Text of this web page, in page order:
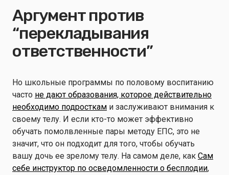
Аргумент против
“перекладывания
ответственности”
Но школьные программы по половому воспитанию
часто не дают образования, которое действительно
необходимо подросткам и заслуживают внимания к
своему телу. И если кто-то может эффективно
обучать помолвленные пары методу ЕПС, это не
значит, что он подходит для того, чтобы обучать
вашу дочь ее зрелому телу. На самом деле, как Сам
себе инструктор по осведомленности о бесплодии,